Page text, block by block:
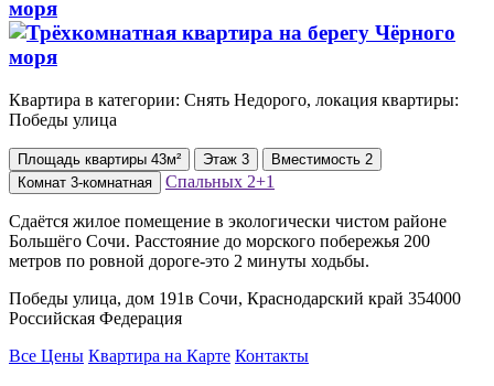
моря
Квартира в категории: Снять Недорого, локация квартиры:
Победы улица
Площадь квартиры 43м² Этаж 3 Вместимость 2
Комнат 3-комнатная Спальных 2+1
Сдаётся жилое помещение в экологически чистом районе
Большёго Сочи. Расстояние до морского побережья 200
метров по ровной дороге-это 2 минуты ходьбы.
Победы улица, дом 191в Сочи, Краснодарский край 354000
Российская Федерация
Все Цены Квартира на Карте Контакты